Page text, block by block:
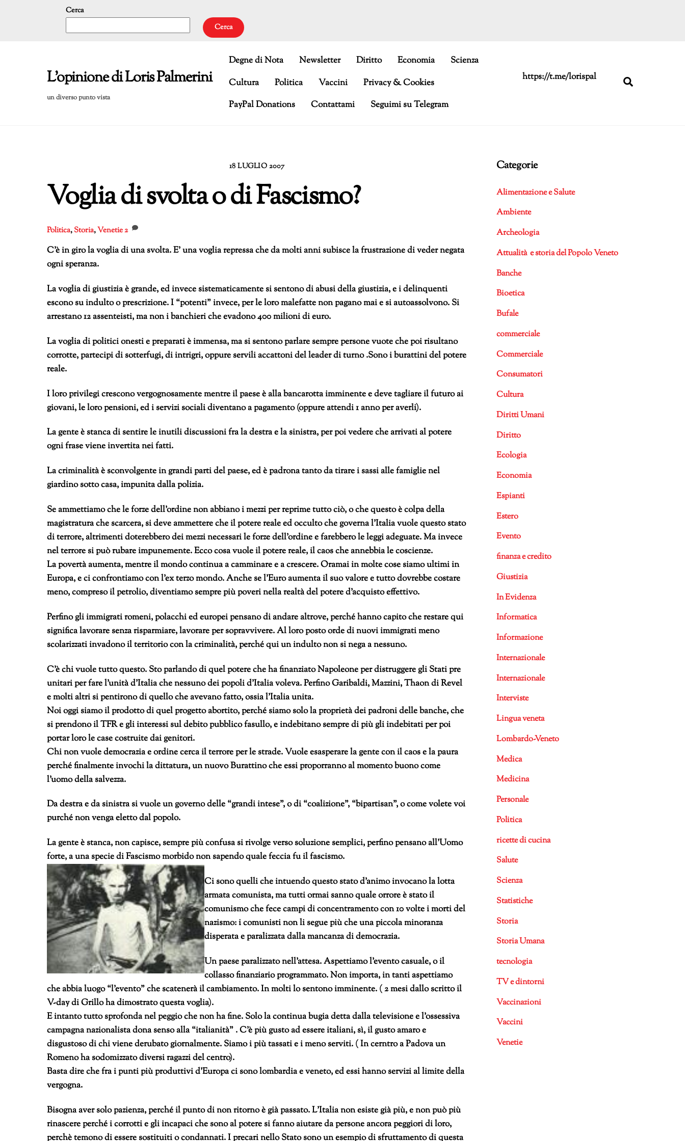
Cerca
Cerca
L'opinione di Loris Palmerini
un diverso punto vista
https://t.me/lorispal
Degne di Nota Newsletter Diritto Economia
Scienza
Cultura
Politica Vaccini
Privacy & Cookies
PayPal Donations
Contattami Seguimi su Telegram
18 LUGLIO 2007
Voglia di svolta o di Fascismo?
Politica,Storia,Venetie2
C’è in giro la voglia di una svolta. E’ una voglia repressa che da molti anni subisce la frustrazione di veder negata
ogni speranza.
La voglia di giustizia è grande, ed invece sistematicamente si sentono di abusi della giustizia, e i delinquenti
escono su indulto o prescrizione. I “potenti” invece, per le loro malefatte non pagano mai e si autoassolvono. Si
arrestano 12 assenteisti, ma non i banchieri che evadono 400 milioni di euro.
La voglia di politici onesti e preparati è immensa, ma si sentono parlare sempre persone vuote che poi risultano
corrotte, partecipi di sotterfugi, di intrigri, oppure servili accattoni del leader di turno .Sono i burattini del potere
reale.
I loro privilegi crescono vergognosamente mentre il paese è alla bancarotta imminente e deve tagliare il futuro ai
giovani, le loro pensioni, ed i servizi sociali diventano a pagamento (oppure attendi 1 anno per averli).
La gente è stanca di sentire le inutili discussioni fra la destra e la sinistra, per poi vedere che arrivati al potere
ogni frase viene invertita nei fatti.
La criminalità è sconvolgente in grandi parti del paese, ed è padrona tanto da tirare i sassi alle famiglie nel
giardino sotto casa, impunita dalla polizia.
Se ammettiamo che le forze dell’ordine non abbiano i mezzi per reprime tutto ciò, o che questo è colpa della
magistratura che scarcera, si deve ammettere che il potere reale ed occulto che governa l’Italia vuole questo stato
di terrore, altrimenti doterebbero dei mezzi necessari le forze dell’ordine e farebbero le leggi adeguate. Ma invece
nel terrore si può rubare impunemente. Ecco cosa vuole il potere reale, il caos che annebbia le coscienze.
La povertà aumenta, mentre il mondo continua a camminare e a crescere. Oramai in molte cose siamo ultimi in
Europa, e ci confrontiamo con l’ex terzo mondo. Anche se l’Euro aumenta il suo valore e tutto dovrebbe costare
meno, compreso il petrolio, diventiamo sempre più poveri nella realtà del potere d’acquisto effettivo.
Perfino gli immigrati romeni, polacchi ed europei pensano di andare altrove, perché hanno capito che restare qui
significa lavorare senza risparmiare, lavorare per sopravvivere. Al loro posto orde di nuovi immigrati meno
scolarizzati invadono il territorio con la criminalità, perché qui un indulto non si nega a nessuno.
C’è chi vuole tutto questo. Sto parlando di quel potere che ha finanziato Napoleone per distruggere gli Stati pre
unitari per fare l’unità d’Italia che nessuno dei popoli d’Italia voleva. Perfino Garibaldi, Mazzini, Thaon di Revel
e molti altri si pentirono di quello che avevano fatto, ossia l’Italia unita.
Noi oggi siamo il prodotto di quel progetto abortito, perché siamo solo la proprietà dei padroni delle banche, che
si prendono il TFR e gli interessi sul debito pubblico fasullo, e indebitano sempre di più gli indebitati per poi
portar loro le case costruite dai genitori.
Chi non vuole democrazia e ordine cerca il terrore per le strade. Vuole esasperare la gente con il caos e la paura
perché finalmente invochi la dittatura, un nuovo Burattino che essi proporranno al momento buono come
l’uomo della salvezza.
Da destra e da sinistra si vuole un governo delle “grandi intese”, o di “coalizione”, “bipartisan”, o come volete voi
purché non venga eletto dal popolo.
La gente è stanca, non capisce, sempre più confusa si rivolge verso soluzione semplici, perfino pensano all’Uomo
forte, a una specie di Fascismo morbido non sapendo quale feccia fu il fascismo.
Ci sono quelli che intuendo questo stato d’animo invocano la lotta
armata comunista, ma tutti ormai sanno quale orrore è stato il
comunismo che fece campi di concentramento con 10 volte i morti del
nazismo: i comunisti non li segue più che una piccola minoranza
disperata e paralizzata dalla mancanza di democrazia.
Un paese paralizzato nell’attesa. Aspettiamo l’evento casuale, o il
collasso finanziario programmato. Non importa, in tanti aspettiamo
che abbia luogo “l’evento” che scatenerà il cambiamento. In molti lo sentono imminente. ( 2 mesi dallo scritto il
V-day di Grillo ha dimostrato questa voglia).
E intanto tutto sprofonda nel peggio che non ha fine. Solo la continua bugia detta dalla televisione e l’ossessiva
campagna nazionalista dona senso alla “italianità” . C’è più gusto ad essere italiani, sì, il gusto amaro e
disgustoso di chi viene derubato giornalmente. Siamo i più tassati e i meno serviti. ( In cerntro a Padova un
Romeno ha sodomizzato diversi ragazzi del centro).
Basta dire che fra i punti più produttivi d’Europa ci sono lombardia e veneto, ed essi hanno servizi al limite della
vergogna.
Bisogna aver solo pazienza, perché il punto di non ritorno è già passato. L’Italia non esiste già più, e non può più
rinascere perché i corrotti e gli incapaci che sono al potere si fanno aiutare da persone ancora peggiori di loro,
perchè temono di essere sostituiti o condannati. I precari nello Stato sono un esempio di sfruttamento di questa
Categorie
Alimentazione e Salute
Ambiente
Archeologia
Attualità e storia del Popolo Veneto
Banche
Bioetica
Bufale
commerciale
Commerciale
Consumatori
Cultura
Diritti Umani
Diritto
Ecologia
Economia
Espianti
Estero
Evento
finanza e credito
Giustizia
In Evidenza
Informatica
Informazione
Internazionale
Internazionale
Interviste
Lingua veneta
Lombardo-Veneto
Medica
Medicina
Personale
Politica
ricette di cucina
Salute
Scienza
Statistiche
Storia
Storia Umana
tecnologia
TV e dintorni
Vaccinazioni
Vaccini
Venetie